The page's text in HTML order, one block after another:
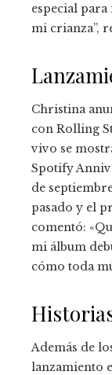
especial para
mi crianza”,
Christina
con Rolling
vivo se
Spotify
de
pasado y el
comentó:
mi álbum
cómo toda
Además de
lanzamiento